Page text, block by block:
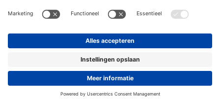
DEALER WORDEN